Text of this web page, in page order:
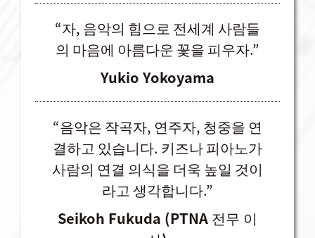
“자, 음악의 힘으로 전세계 사람들
의 마음에 아름다운 꽃을 피우자.”
Yukio Yokoyama
“음악은 작곡자, 연주자, 청중을 연
결하고 있습니다. 키즈나 피아노가
사람의 연결 의식을 더욱 높일 것이
라고 생각합니다.”
Seikoh Fukuda (PTNA 전무 이